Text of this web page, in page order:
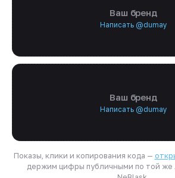
Ваш бренд
Написать @dumay
Ваш бренд
Написать @dumay
Показы, клики и копирования кода —
держим цифры публичными по той же